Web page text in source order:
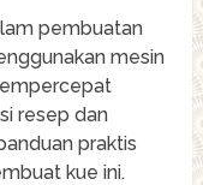
pembuatan
mesin
resep dan
praktis
kue ini.